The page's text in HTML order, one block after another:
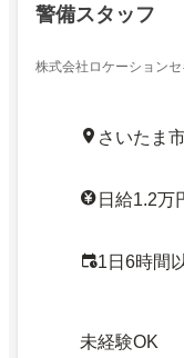
警備スタッフ
株式会社ロケーションセ
さいたま
日給1.2万
1日6時間
未経験OK